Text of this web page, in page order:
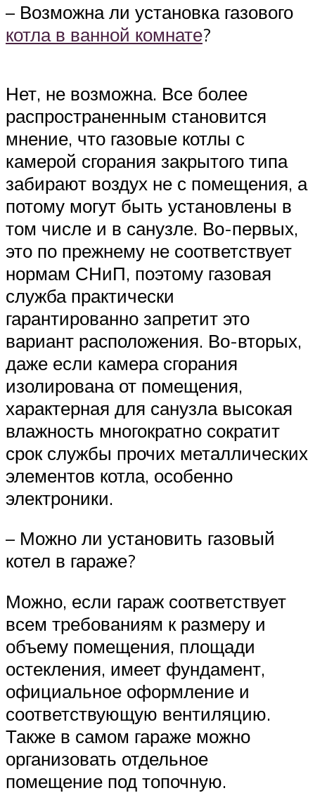
– Возможна ли установка газового
котла в ванной комнате?
Нет, не возможна. Все более
распространенным становится
мнение, что газовые котлы с
камерой сгорания закрытого типа
забирают воздух не с помещения, а
потому могут быть установлены в
том числе и в санузле. Во-первых,
это по прежнему не соответствует
нормам СНиП, поэтому газовая
служба практически
гарантированно запретит это
вариант расположения. Во-вторых,
даже если камера сгорания
изолирована от помещения,
характерная для санузла высокая
влажность многократно сократит
срок службы прочих металлических
элементов котла, особенно
электроники.
– Можно ли установить газовый
котел в гараже?
Можно, если гараж соответствует
всем требованиям к размеру и
объему помещения, площади
остекления, имеет фундамент,
официальное оформление и
соответствующую вентиляцию.
Также в самом гараже можно
организовать отдельное
помещение под топочную.